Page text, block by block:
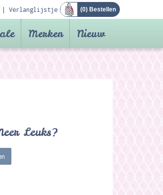
Verlanglijstje (0) Bestellen
Merken Nieuw
Leuks?